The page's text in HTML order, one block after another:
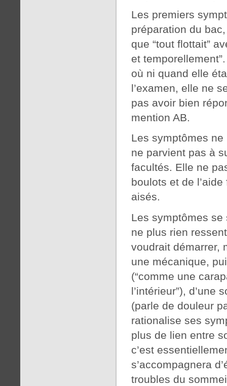
Les premiers
préparation du
que “tout flottait”
et
où ni quand elle
l’examen, elle ne
pas avoir bien
mention AB.
Les symptômes ne
ne parvient pas à
facultés. Elle ne
boulots et de
aisés.
Les symptômes
ne plus rien
voudrait démarrer,
une mécanique,
(“comme une
l’intérieur”), d’une
(parle de douleur
rationalise ses
plus de lien entre
c’est
s’accompagnera
troubles du